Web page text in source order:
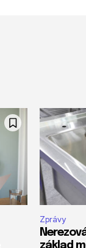
Zprávy
základ